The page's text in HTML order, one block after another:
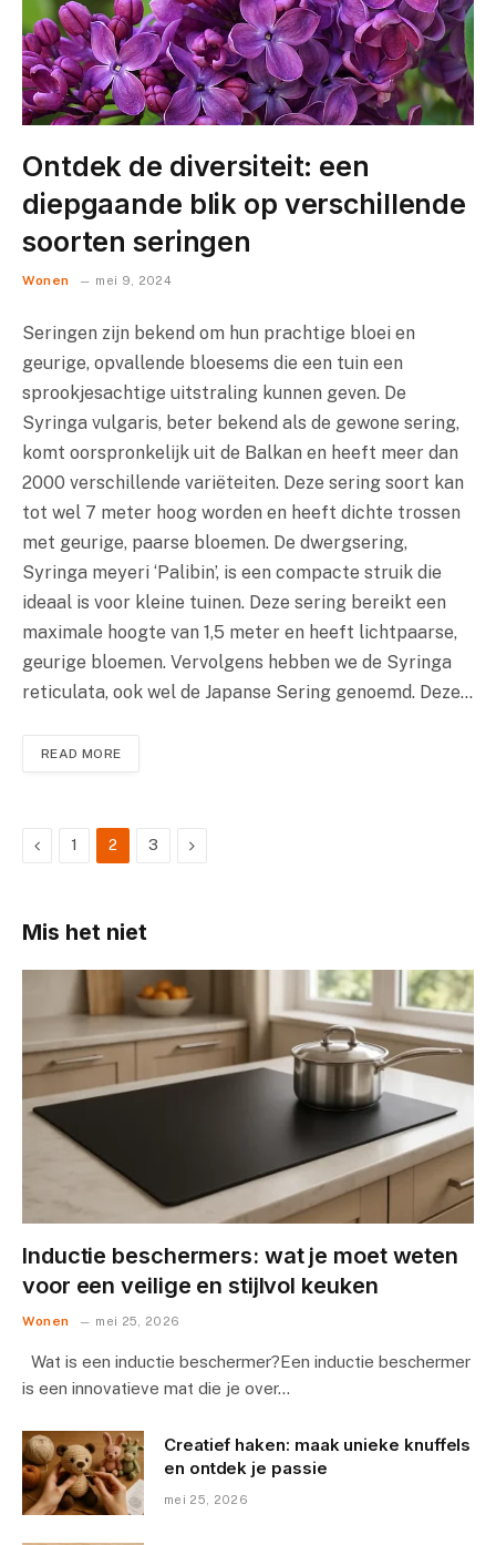
Ontdek de diversiteit: een
diepgaande blik op verschillende
soorten seringen
Wonen mei 9, 2024
Seringen zijn bekend om hun prachtige bloei en
geurige, opvallende bloesems die een tuin een
sprookjesachtige uitstraling kunnen geven. De
Syringa vulgaris, beter bekend als de gewone sering,
komt oorspronkelijk uit de Balkan en heeft meer dan
2000 verschillende variëteiten. Deze sering soort kan
tot wel 7 meter hoog worden en heeft dichte trossen
met geurige, paarse bloemen. De dwergsering,
Syringa meyeri ‘Palibin’, is een compacte struik die
ideaal is voor kleine tuinen. Deze sering bereikt een
maximale hoogte van 1,5 meter en heeft lichtpaarse,
geurige bloemen. Vervolgens hebben we de Syringa
reticulata, ook wel de Japanse Sering genoemd. Deze…
READ MORE
Previous
1 2 3 Next
Mis het niet
Inductie beschermers: wat je moet weten
voor een veilige en stijlvol keuken
Wonen mei 25, 2026
Wat is een inductie beschermer?Een inductie beschermer
is een innovatieve mat die je over…
Creatief haken: maak unieke knuffels
en ontdek je passie
mei 25, 2026